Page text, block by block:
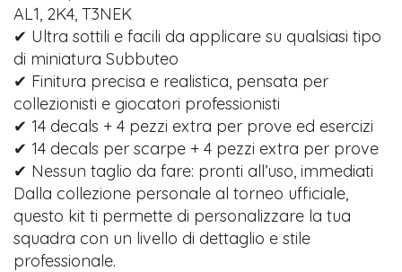
AL1, 2K4, T3NEK
✔ Ultra sottili e facili da applicare su qualsiasi tipo
di miniatura Subbuteo
✔ Finitura precisa e realistica, pensata per
collezionisti e giocatori professionisti
✔ 14 decals + 4 pezzi extra per prove ed esercizi
✔ 14 decals per scarpe + 4 pezzi extra per prove
✔ Nessun taglio da fare: pronti all’uso, immediati
Dalla collezione personale al torneo ufficiale,
questo kit ti permette di personalizzare la tua
squadra con un livello di dettaglio e stile
professionale.